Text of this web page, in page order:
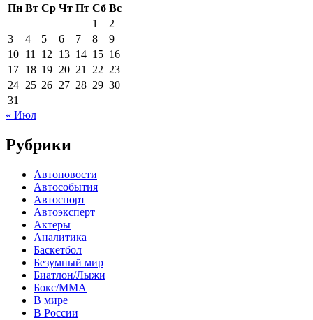
Пн Вт Ср Чт Пт Сб Вс
1
2
3
4 5 6 7 8
9
10 11 12 13 14 15 16
17 18 19 20 21 22 23
24 25 26 27 28 29 30
31
« Июл
Рубрики
Автоновости
Автособытия
Автоспорт
Автоэксперт
Актеры
Аналитика
Баскетбол
Безумный мир
Биатлон/Лыжи
Бокс/MMA
В мире
В России